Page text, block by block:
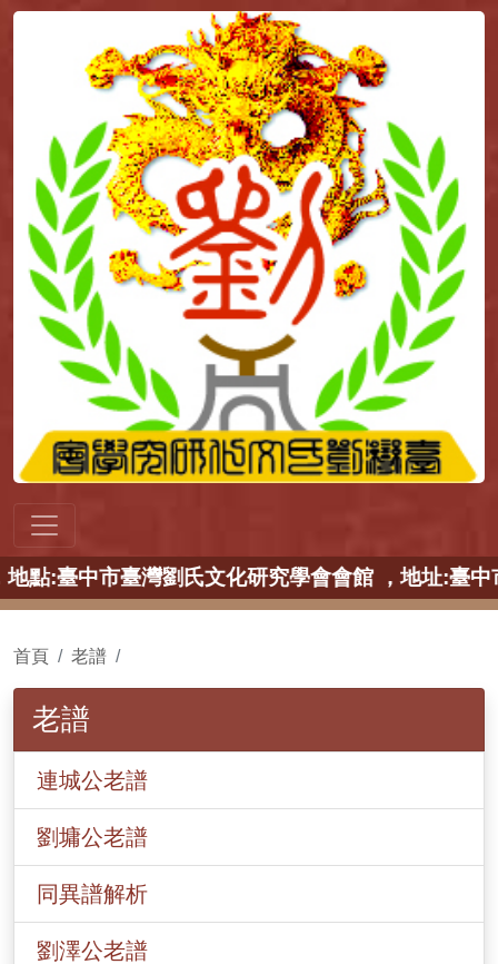
:臺中市臺灣劉氏文化研究學會會館 ，地址:臺中
首頁 老譜
老譜
連城公老譜
劉墉公老譜
同異譜解析
劉澤公老譜